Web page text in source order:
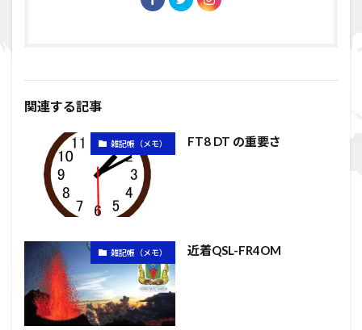
関連する記事
雑記帳（メモ） FT8 DT の重要さ
雑記帳（メモ） 近着QSL-FR4OM